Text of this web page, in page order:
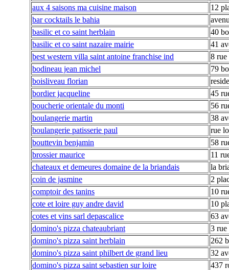
aux 4 saisons ma cuisine maison
12
bar cocktails le bahia
basilic et co saint herblain
40
basilic et co saint nazaire mairie
41
best western villa saint antoine franchise ind
8 rue
bodineau jean michel
79
boisliveau florian
bordier jacqueline
45
boucherie orientale du monti
56
boulangerie martin
38
boulangerie patisserie paul
rue
bouttevin benjamin
58
brossier maurice
11
chateaux et demeures domaine de la briandais
la
coin de jasmine
2
comptoir des tanins
10
cote et loire guy andre david
10
cotes et vins sarl depascalice
63
domino's pizza chateaubriant
3 rue
domino's pizza saint herblain
262
domino's pizza saint philbert de grand lieu
32
domino's pizza saint sebastien sur loire
437